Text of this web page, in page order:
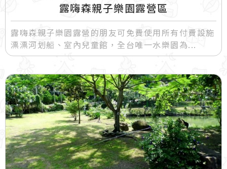
露嗨森親子樂園露營區
露嗨森親子樂園露營的朋友可免費使用所有付費設施
漂漂河划船、室內兒童館，全台唯一水樂園為